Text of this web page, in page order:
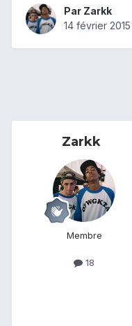
Par Zarkk
14 février 2015
Zarkk
Membre
18